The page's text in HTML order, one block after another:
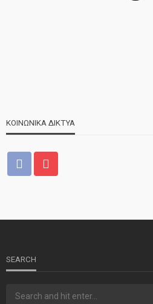
2o Παγκύπριο αντάμωμα μνήμης
ΚΟΙΝΩΝΙΚΑ ΔΙΚΤΥΑ
SEARCH